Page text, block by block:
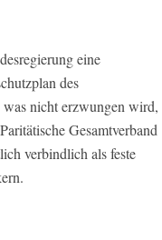
eine
des
nicht erzwungen wird,
Gesamtverband
verbindlich als feste